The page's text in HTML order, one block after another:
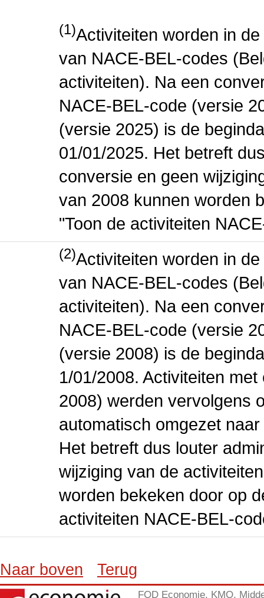
(1)Activiteiten worden in
van NACE-BEL-codes
activiteiten). Na een
NACE-BEL-code (versie
(versie 2025) is de
01/01/2025. Het betreft
conversie en geen
van 2008 kunnen worden
"Toon de activiteiten
(2)Activiteiten worden in
van NACE-BEL-codes
activiteiten). Na een
NACE-BEL-code (versie
(versie 2008) is de
1/01/2008. Activiteiten
2008) werden vervolgens
automatisch omgezet
Het betreft dus louter
wijziging van de
worden bekeken door op
activiteiten NACE-BEL-
Naar boven Terug
FOD Economie, KMO,